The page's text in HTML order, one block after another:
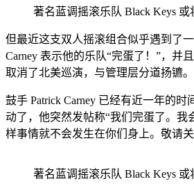
著名蓝调摇滚乐队 Black Keys 或
但最近这支双人摇滚组合似乎遇到了
Carney 表示他的乐队“完蛋了！”，并
取消了北美巡演，与管理层分道扬镳。
鼓手 Patrick Carney 已经有近一年的
动了，他突然发帖称“我们完蛋了。我
样事情就不会发生在你们身上。敬请
著名蓝调摇滚乐队 Black Keys 或